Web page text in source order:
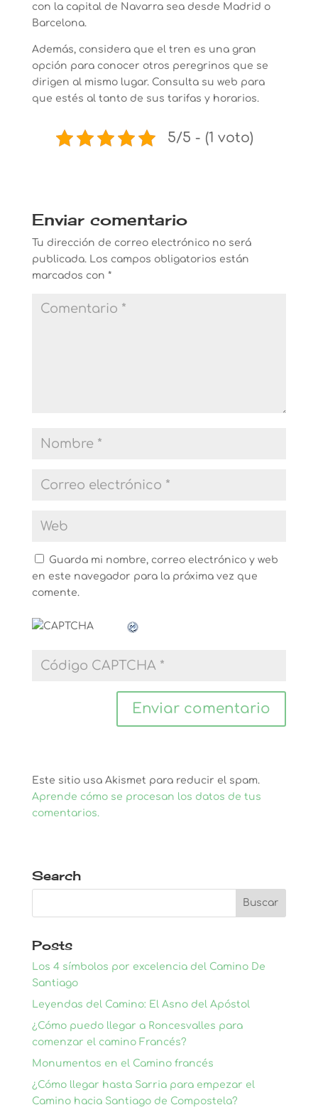
con la capital de Navarra sea desde Madrid o
Barcelona.
Además, considera que el tren es una gran
opción para conocer otros peregrinos que se
dirigen al mismo lugar. Consulta su web para
que estés al tanto de sus tarifas y horarios.
5/5 - (1 voto)
Enviar comentario
Tu dirección de correo electrónico no será
publicada. Los campos obligatorios están
marcados con *
Guarda mi nombre, correo electrónico y web
en este navegador para la próxima vez que
comente.
Este sitio usa Akismet para reducir el spam.
Aprende cómo se procesan los datos de tus
comentarios.
Search
Posts
Los 4 símbolos por excelencia del Camino De
Santiago
Leyendas del Camino: El Asno del Apóstol
¿Cómo puedo llegar a Roncesvalles para
comenzar el camino Francés?
Monumentos en el Camino francés
¿Cómo llegar hasta Sarria para empezar el
Camino hacia Santiago de Compostela?